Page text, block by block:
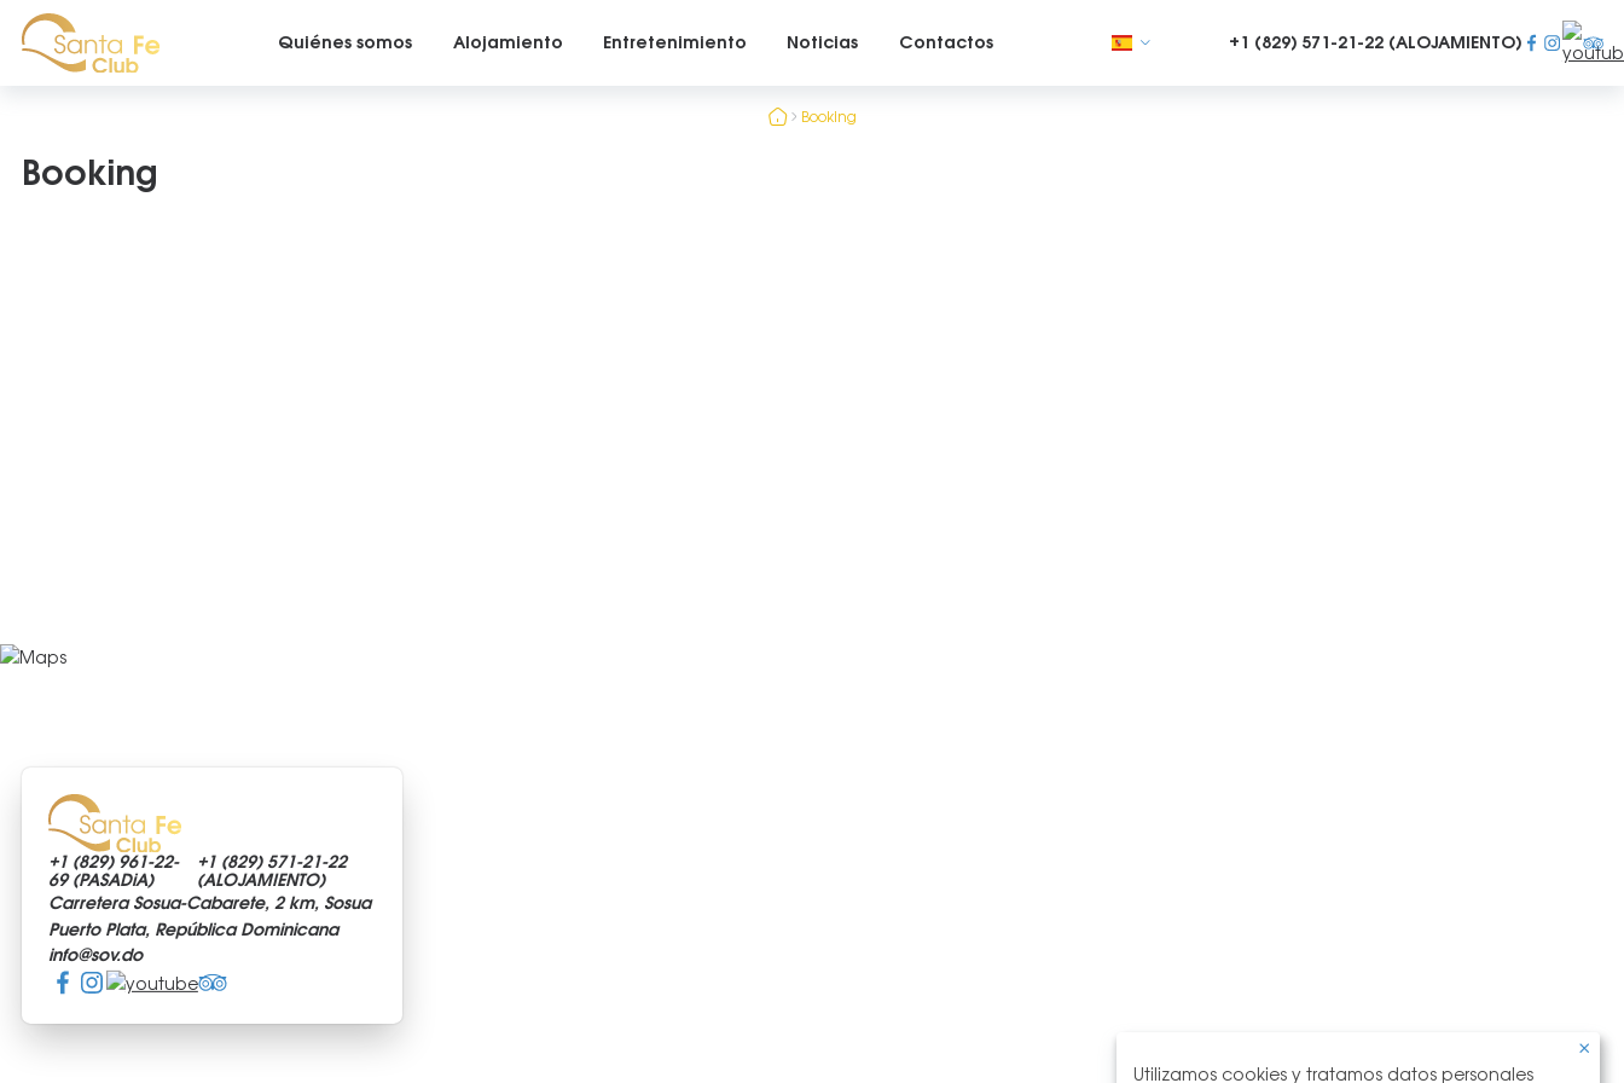
Quiénes somos Alojamiento Entretenimiento Noticias Contactos +1 (829) 571-21-22 (ALOJAMIENTO)
Booking
Booking
+1 (829) 961-22-
69 (PASADiA)
+1 (829) 571-21-22
(ALOJAMIENTO)
Carretera Sosua-Cabarete, 2 km, Sosua
Puerto Plata, República Dominicana
info@sov.do
Utilizamos cookies y tratamos datos personales